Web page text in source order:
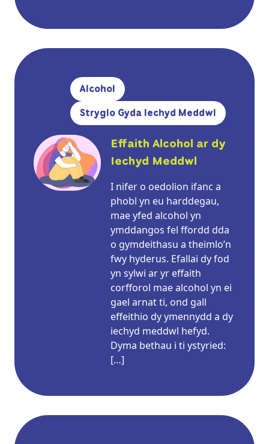
Alcohol
Stryglo Gyda Iechyd Meddwl
Effaith Alcohol ar dy
Iechyd Meddwl
I nifer o oedolion ifanc a
phobl yn eu harddegau,
mae yfed alcohol yn
ymddangos fel ffordd dda
o gymdeithasu a theimlo’n
fwy hyderus. Efallai dy fod
yn sylwi ar yr effaith
corfforol mae alcohol yn ei
gael arnat ti, ond gall
effeithio dy ymennydd a dy
iechyd meddwl hefyd.
Dyma bethau i ti ystyried:
[…]